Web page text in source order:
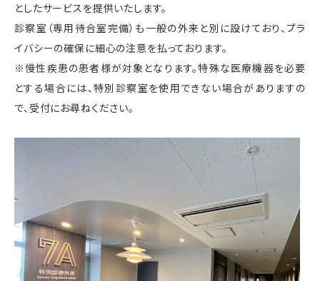
としたサービスを提供いたします。
診察室（専用待合室完備）も一般の外来と別に設けており、プラ
イバシーの確保に細心の注意を払っております。
※慢性疾患の患者様が対象となります。特殊な医療機器を必要
とする場合には、特別診察室を使用できない場合がありますの
で、受付にお尋ねください。